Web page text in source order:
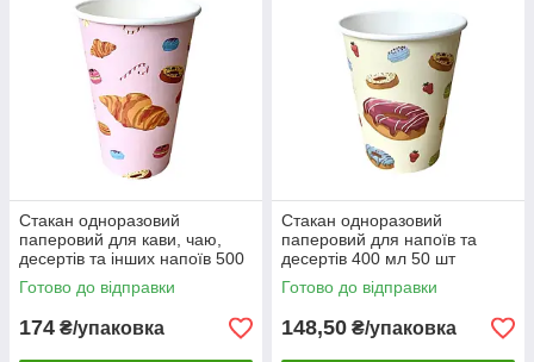
Стакан одноразовий
паперовий для кави, чаю,
десертів та інших напоїв 500
мл 50 шт
Готово до відправки
174 ₴/упаковка
Стакан одноразовий
паперовий для напоїв та
десертів 400 мл 50 шт
Готово до відправки
148,50 ₴/упаковка